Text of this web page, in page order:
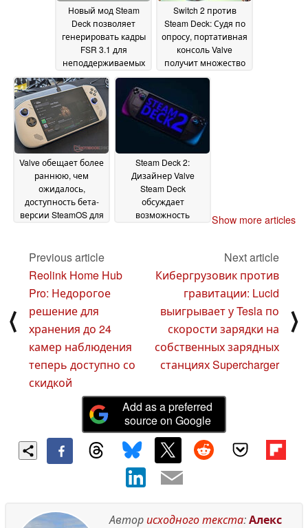
Новый мод Steam
Deck позволяет
генерировать кадры
FSR 3.1 для
неподдерживаемых
игр28 January 2025
Switch 2 против
Steam Deck: Судя по
опросу, портативная
консоль Valve
получит множество
игр, несмотря на
Nintendo
Valve обещает более
раннюю, чем
ожидалось,
доступность бета-
версии SteamOS для
устройств09 January
Steam Deck 2:
Дизайнер Valve
Steam Deck
обсуждает
возможность
Show more articles
⟨
Previous article
Reolink Home Hub
Pro: Недорогое
решение для
хранения до 24
камер наблюдения
теперь доступно со
скидкой
Next article
Кибергрузовик против
гравитации: Lucid
выигрывает у Tesla по
скорости зарядки на
собственных зарядных
станциях Supercharger
⟩
Add as a preferred
source on Google
Авторисходного текста:Алекс